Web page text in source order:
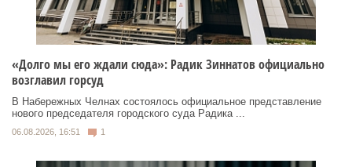
«Долго мы его ждали сюда»: Радик Зиннатов официально
возглавил горсуд
В Набережных Челнах состоялось официальное представление
нового председателя городского суда Радика ...
06.08.2026, 16:51 1